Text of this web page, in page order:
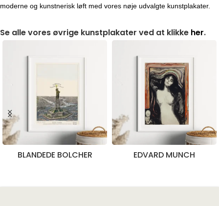
moderne og kunstnerisk løft med vores nøje udvalgte kunstplakater.
Se alle vores øvrige kunstplakater ved at klikke her.
BLANDEDE BOLCHER EDVARD MUNCH